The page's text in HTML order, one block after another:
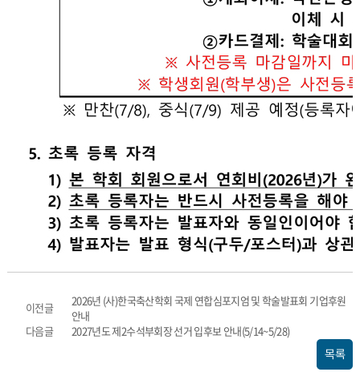
이전글
2026년 (사)한국축산학회 국제 연합심포지엄 및 학술발표회 기업후원
안내
다음글
2027년도 제2수석부회장 선거 입후보 안내(5/14~5/28)
목록